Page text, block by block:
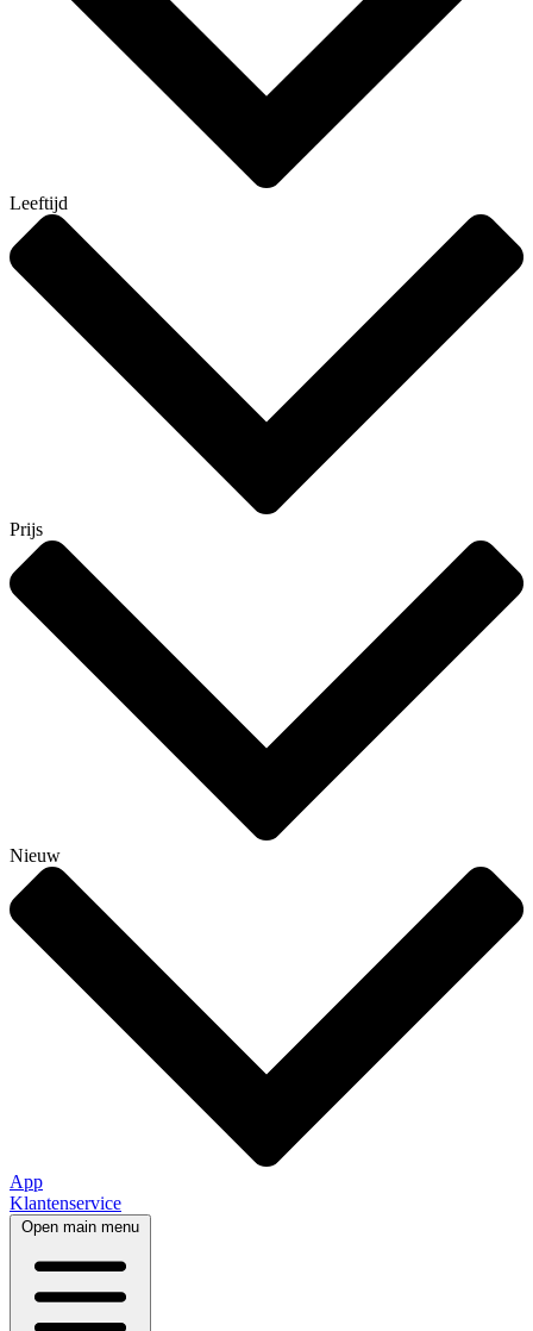
Leeftijd
Prijs
Nieuw
App
Klantenservice
Open main menu